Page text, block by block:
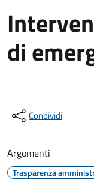
di
Condividi
Argomenti
Trasparenza